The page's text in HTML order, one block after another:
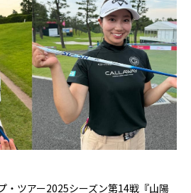
・ツアー2025シーズン第14戦『山陽